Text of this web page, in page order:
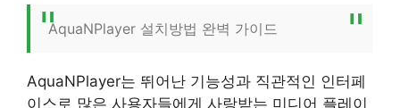
AquaNPlayer 설치방법 완벽 가이드
AquaNPlayer는 뛰어난 기능성과 직관적인 인터페
이스로 많은 사용자들에게 사랑받는 미디어 플레이